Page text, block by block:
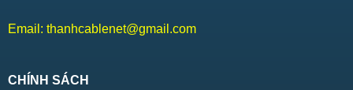
Email: thanhcablenet@gmail.com
CHÍNH SÁCH